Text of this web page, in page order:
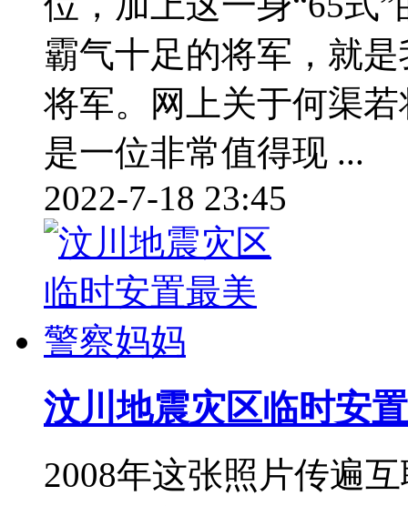
霸气十足的将军，就
将军。网上关于何渠
是一位非常值得现 ...
2022-7-18 23:45
汶川地震灾区临时安
2008年这张照片传遍